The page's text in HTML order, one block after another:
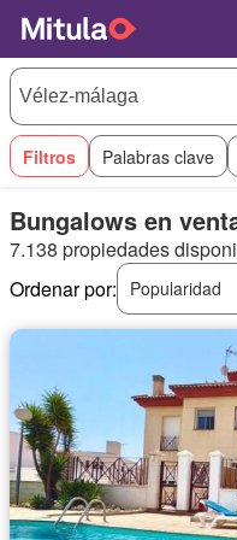
Filtros Palabras clave
Bungalows en
7.138 propiedades
Ordenar por:
Popularidad